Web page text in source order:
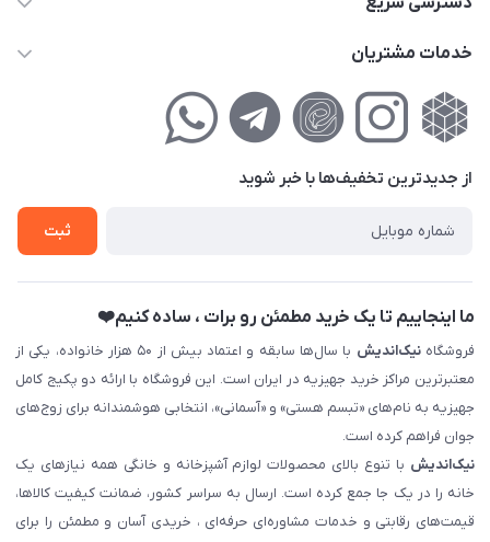
کوچه گلریز 4 غربی ، پلاک 13
حساب کاربری
لیست محصولات
خدمات مشتریان
راهنمای‌خرید‌آنلاین
حریم خصوصی
فروش‌اقساطی
از جدید‌ترین تخفیف‌ها با‌ خبر شوید
ثبت
ما اینجاییم تا یک خرید مطمئن رو برات ، ساده کنیم❤️
فروشگاهنیک‌اندیش
با سال‌ها سابقه و اعتماد بیش از ۵۰ هزار خانواده، یکی از
معتبرترین مراکز خرید جهیزیه در ایران است. این فروشگاه با ارائه دو پکیج کامل
جهیزیه به نام‌های «تبسم هستی» و «آسمانی»، انتخابی هوشمندانه برای زوج‌های
جوان فراهم کرده است.
نیک‌اندیش با تنوع بالای محصولات لوازم آشپزخانه و خانگی همه نیازهای یک
خانه را در یک جا جمع کرده است. ارسال به سراسر کشور، ضمانت کیفیت کالاها،
قیمت‌های رقابتی و خدمات مشاوره‌ای حرفه‌ای ، خریدی آسان و مطمئن را برای